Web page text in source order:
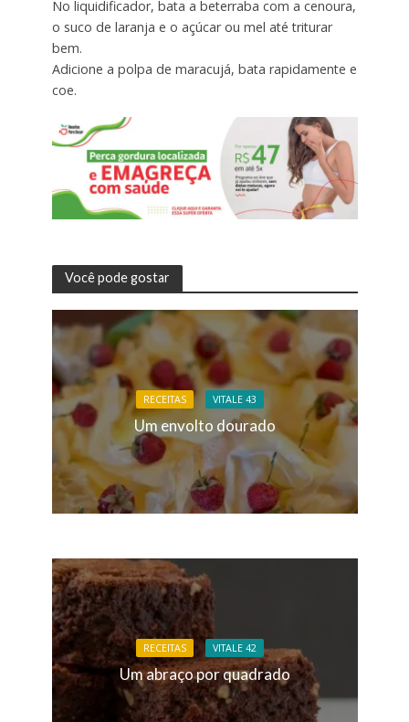
No liquidificador, bata a beterraba com a cenoura,
o suco de laranja e o açúcar ou mel até triturar
bem.
Adicione a polpa de maracujá, bata rapidamente e
coe.
Você pode gostar
RECEITAS VITALE 43
Um envolto dourado
RECEITAS VITALE 42
Um abraço por quadrado